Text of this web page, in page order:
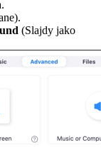
(Slajdy jako